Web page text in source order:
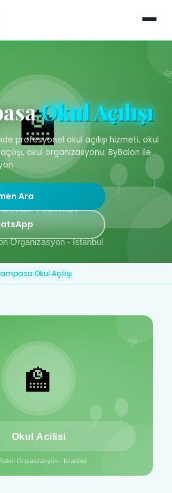
Okul Açılışı
profesyonel okul açılışı hizmeti. okul
okul organizasyonu. ByBalon ile
Ara
Okul Açılışı